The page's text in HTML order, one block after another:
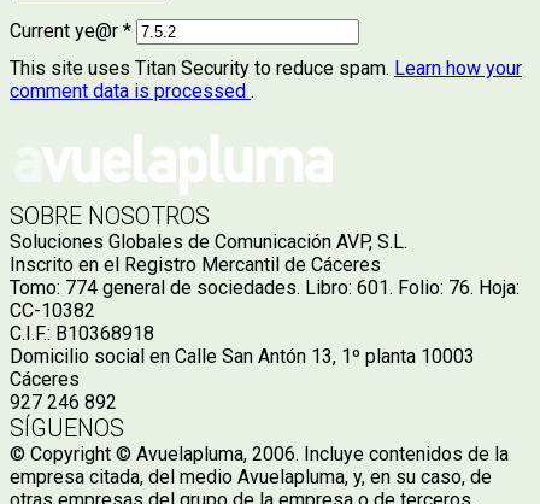
Current ye@r *
This site uses Titan Security to reduce spam. Learn how your
comment data is processed .
SOBRE NOSOTROS
Soluciones Globales de Comunicación AVP, S.L.
Inscrito en el Registro Mercantil de Cáceres
Tomo: 774 general de sociedades. Libro: 601. Folio: 76. Hoja:
CC-10382
C.I.F.: B10368918
Domicilio social en Calle San Antón 13, 1º planta 10003
Cáceres
927 246 892
SÍGUENOS
© Copyright © Avuelapluma, 2006. Incluye contenidos de la
empresa citada, del medio Avuelapluma, y, en su caso, de
otras empresas del grupo de la empresa o de terceros.